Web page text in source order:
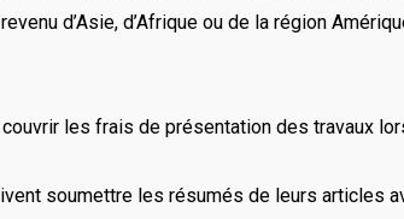
d’Asie, d’Afrique ou de la région
les frais de présentation des travaux
soumettre les résumés de leurs articles